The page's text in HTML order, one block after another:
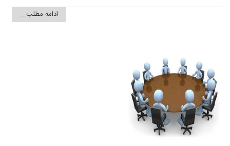
ادامه مطلب...